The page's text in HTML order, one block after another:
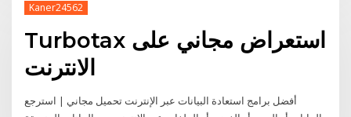
Kaner24562
Turbotax استعراض مجاني على
الانترنت
أفضل برامج استعادة البيانات عبر الإنترنت تحميل مجاني | استرجع